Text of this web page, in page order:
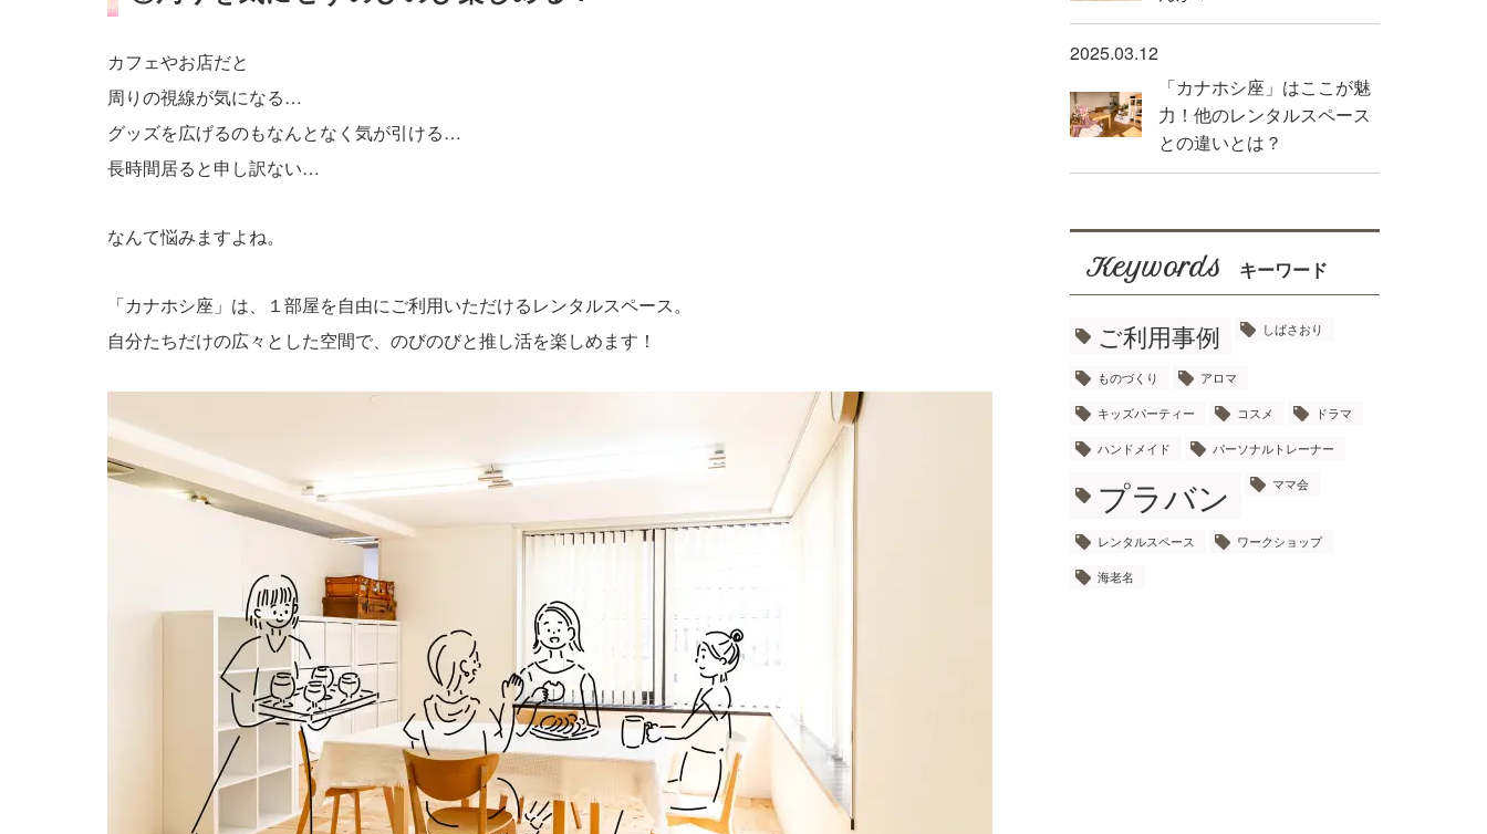
カフェやお店だと
周りの視線が気になる…
グッズを広げるのもなんとなく気が引ける…
長時間居ると申し訳ない…
なんて悩みますよね。
「カナホシ座」は、１部屋を自由にご利用いただけるレンタルスペース。
自分たちだけの広々とした空間で、のびのびと推し活を楽しめます！
2025.03.12
「カナホシ座」はここが魅
力！他のレンタルスペース
との違いとは？
Keywords キーワード
ご利用事例 しばさおり
ものづくり アロマ
キッズパーティー コスメ ドラマ
ハンドメイド パーソナルトレーナー
プラバン ママ会
レンタルスペース ワークショップ
海老名